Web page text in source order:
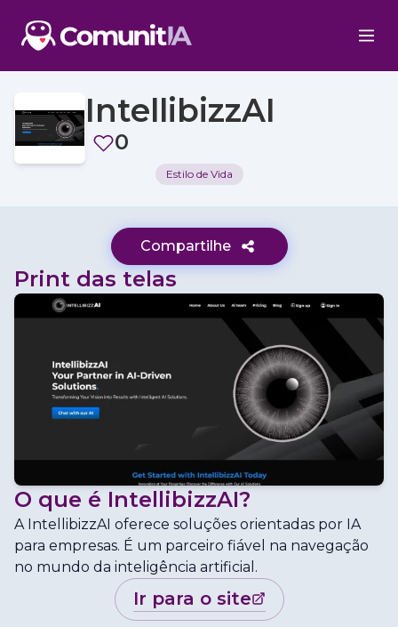
IntellibizzAI
0
Estilo de Vida
Compartilhe
Print das telas
O que é IntellibizzAI?
A IntellibizzAI oferece soluções orientadas por IA
para empresas. É um parceiro fiável na navegação
no mundo da inteligência artificial.
ir para o site